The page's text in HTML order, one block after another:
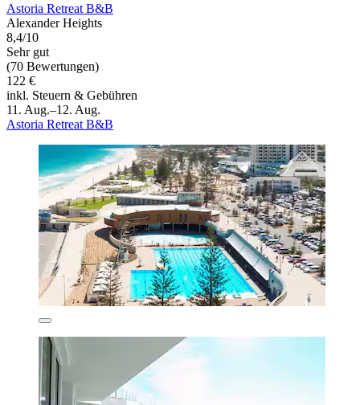
Astoria Retreat B&B
Alexander Heights
8,4/10
Sehr gut
(70 Bewertungen)
122 €
inkl. Steuern & Gebühren
11. Aug.–12. Aug.
Astoria Retreat B&B